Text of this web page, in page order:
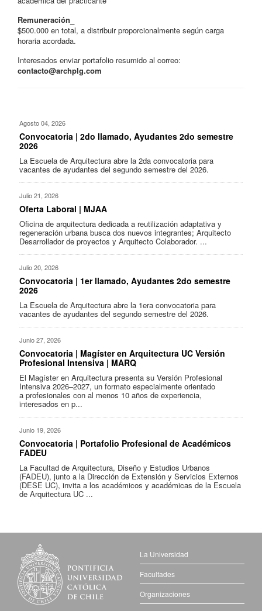
Remuneración_
$500.000 en total, a distribuir proporcionalmente según carga
horaria acordada.
Interesados enviar portafolio resumido al correo:
contacto@archplg.com
Agosto 04, 2026
Convocatoria | 2do llamado, Ayudantes 2do semestre
2026
La Escuela de Arquitectura abre la 2da convocatoria para
vacantes de ayudantes del segundo semestre del 2026.
Julio 21, 2026
Oferta Laboral | MJAA
Oficina de arquitectura dedicada a reutilización adaptativa y
regeneración urbana busca dos nuevos integrantes; Arquitecto
Desarrollador de proyectos y Arquitecto Colaborador. ...
Julio 20, 2026
Convocatoria | 1er llamado, Ayudantes 2do semestre
2026
La Escuela de Arquitectura abre la 1era convocatoria para
vacantes de ayudantes del segundo semestre del 2026.
Junio 27, 2026
Convocatoria | Magíster en Arquitectura UC Versión
Profesional Intensiva | MARQ
El Magíster en Arquitectura presenta su Versión Profesional
Intensiva 2026–2027, un formato especialmente orientado
a profesionales con al menos 10 años de experiencia,
interesados en p...
Junio 19, 2026
Convocatoria | Portafolio Profesional de Académicos
FADEU
La Facultad de Arquitectura, Diseño y Estudios Urbanos
(FADEU), junto a la Dirección de Extensión y Servicios Externos
(DESE UC), invita a los académicos y académicas de la Escuela
de Arquitectura UC ...
La Universidad
Facultades
Organizaciones